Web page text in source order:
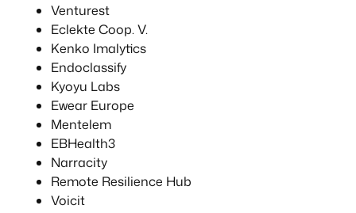
Venturest
Eclekte Coop. V.
Kenko Imalytics
Endoclassify
Kyoyu Labs
Ewear Europe
Mentelem
EBHealth3
Narracity
Remote Resilience Hub
Voicit